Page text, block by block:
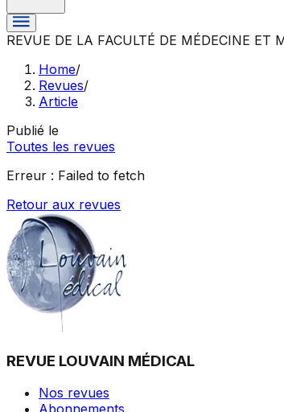
REVUE DE LA FACULTÉ DE MÉDECINE ET
Home/
Revues/
Article
Publié le
Toutes les revues
Erreur : Failed to fetch
Retour aux revues
REVUE LOUVAIN MÉDICAL
Nos revues